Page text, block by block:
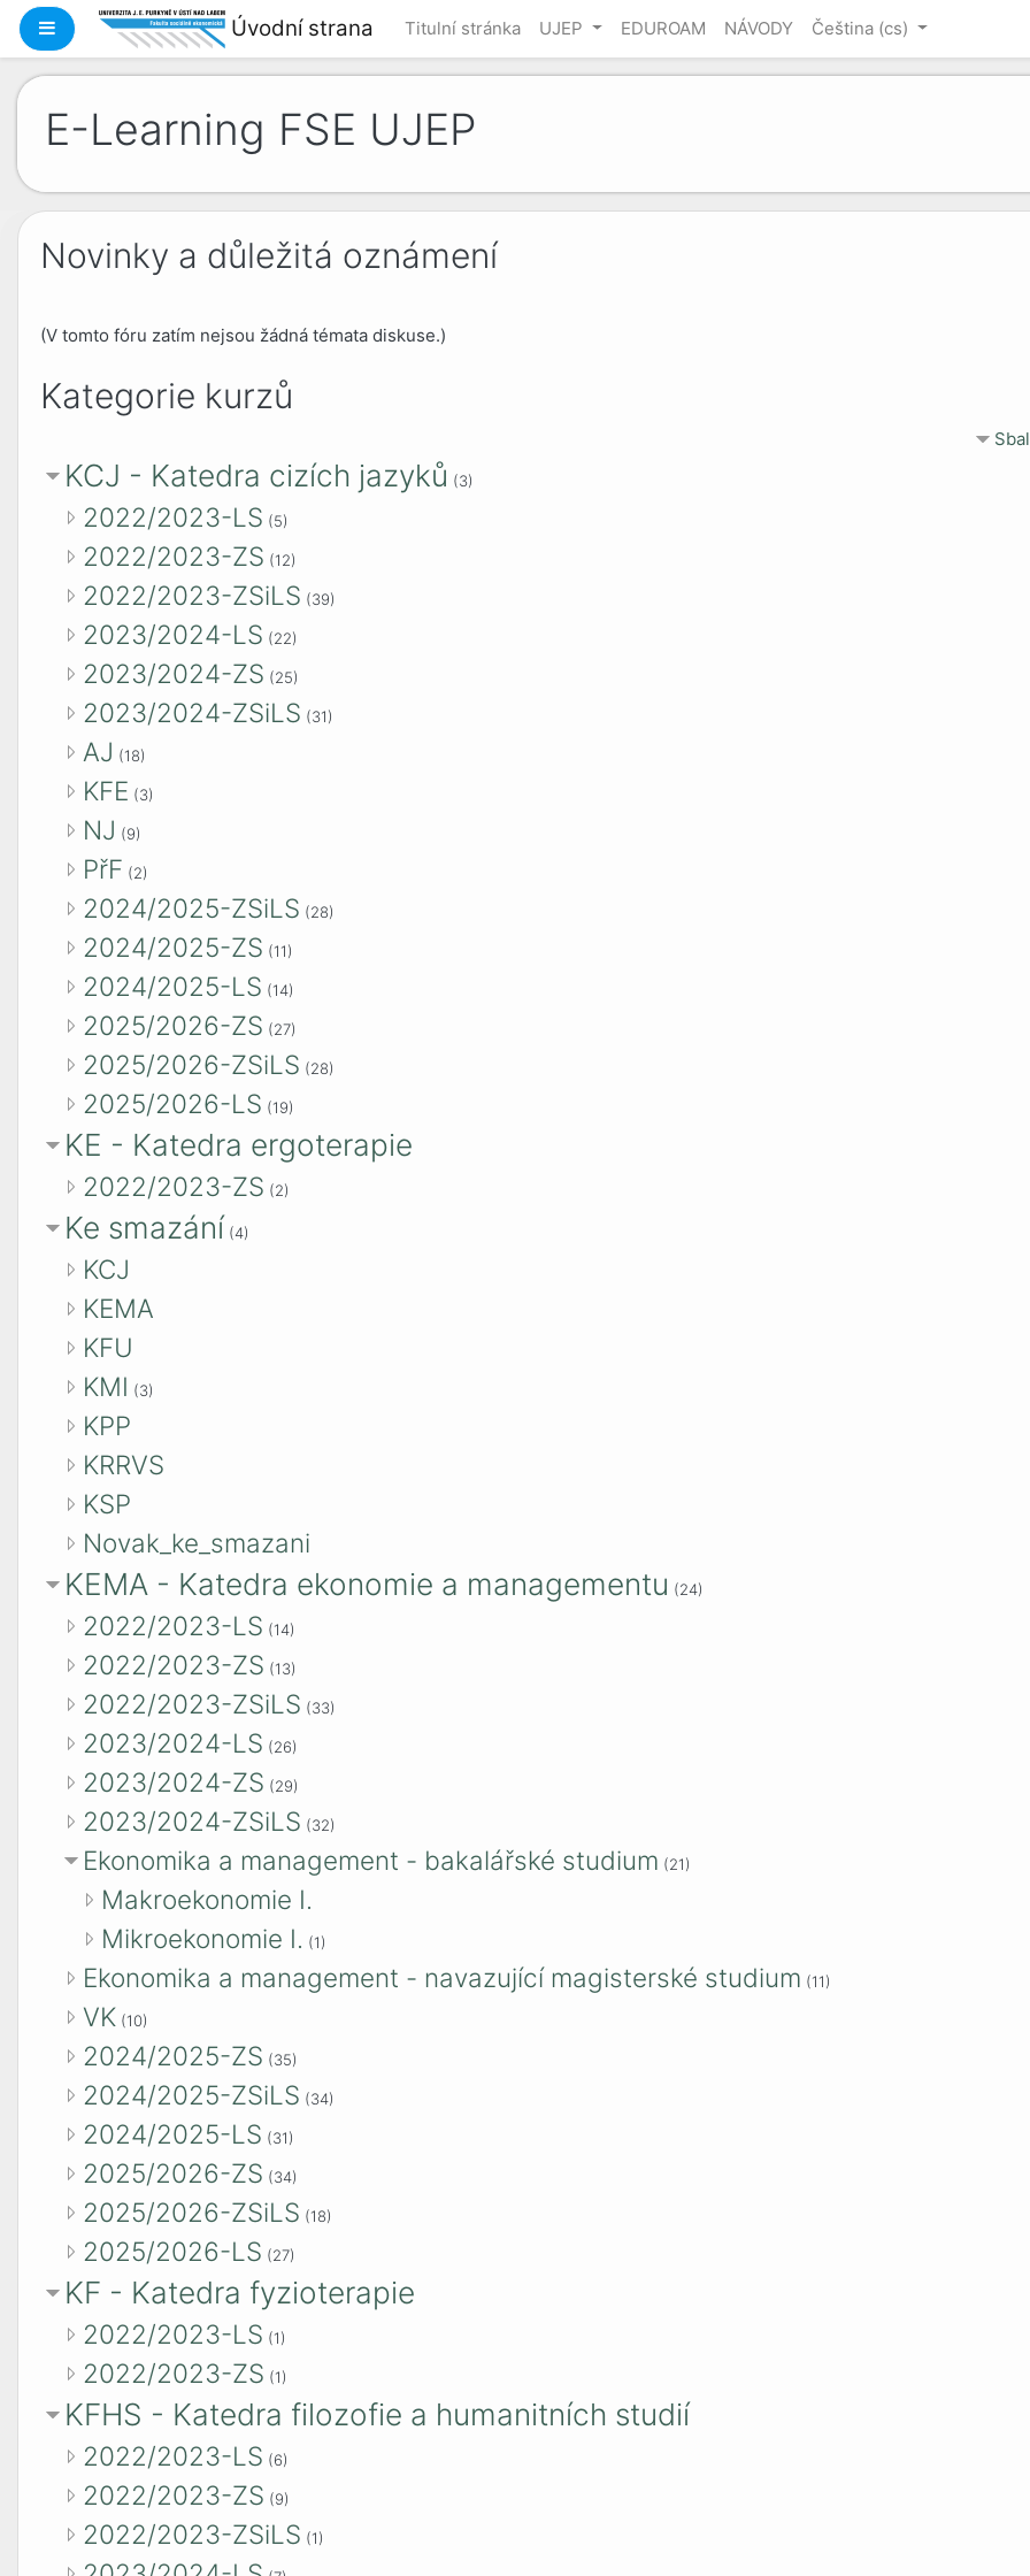
Přejít k hlavnímu obsahu
Boční panel Úvodní strana Titulní stránka UJEP EDUROAM NÁVODY Čeština ‎(cs)‎
E-Learning FSE UJEP
Novinky a důležitá oznámení
(V tomto fóru zatím nejsou žádná témata diskuse.)
Kategorie kurzů
KCJ - Katedra cizích jazyků (3)
2022/2023-LS (5)
2022/2023-ZS (12)
2022/2023-ZSiLS (39)
2023/2024-LS (22)
2023/2024-ZS (25)
2023/2024-ZSiLS (31)
AJ (18)
KFE (3)
NJ (9)
PřF (2)
2024/2025-ZSiLS (28)
2024/2025-ZS (11)
2024/2025-LS (14)
2025/2026-ZS (27)
2025/2026-ZSiLS (28)
2025/2026-LS (19)
KE - Katedra ergoterapie
2022/2023-ZS (2)
Ke smazání (4)
KCJ
KEMA
KFU
KMI (3)
KPP
KRRVS
KSP
Novak_ke_smazani
KEMA - Katedra ekonomie a managementu (24)
2022/2023-LS (14)
2022/2023-ZS (13)
2022/2023-ZSiLS (33)
2023/2024-LS (26)
2023/2024-ZS (29)
2023/2024-ZSiLS (32)
Ekonomika a management - bakalářské studium (21)
Makroekonomie I.
Mikroekonomie I. (1)
Ekonomika a management - navazující magisterské studium (11)
VK (10)
2024/2025-ZS (35)
2024/2025-ZSiLS (34)
2024/2025-LS (31)
2025/2026-ZS (34)
2025/2026-ZSiLS (18)
2025/2026-LS (27)
KF - Katedra fyzioterapie
2022/2023-LS (1)
2022/2023-ZS (1)
KFHS - Katedra filozofie a humanitních studií
2022/2023-LS (6)
2022/2023-ZS (9)
2022/2023-ZSiLS (1)